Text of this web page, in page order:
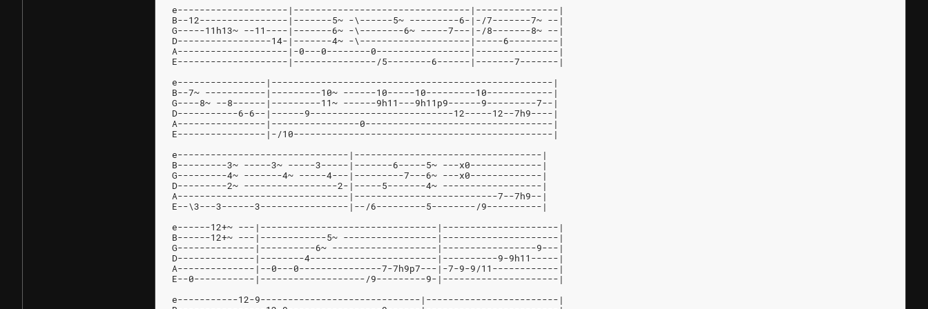
e--------------------|--------------------------------|---------------|
B--12----------------|-------5~ -\------5~ ---------6-|-/7-------7~ --|
G-----11h13~ --11----|-------6~ -\--------6~ -----7---|-/8-------8~ --|
D-----------------14-|-------4~ -\--------------------|-----6---------|
A--------------------|-0---0--------0-----------------|---------------|
E--------------------|---------------/5--------6------|-------7-------|
e----------------|---------------------------------------------------|
B--7~ -----------|---------10~ ------10-----10---------10------------|
G----8~ --8------|---------11~ ------9h11---9h11p9------9---------7--|
D-----------6-6--|------9--------------------------12-----12--7h9----|
A----------------|----------------0----------------------------------|
E----------------|-/10-----------------------------------------------|
e-------------------------------|----------------------------------|
B---------3~ -----3~ -----3-----|-------6-----5~ ---x0-------------|
G---------4~ -------4~ -----4---|---------7---6~ ---x0-------------|
D---------2~ -----------------2-|-----5-------4~ ------------------|
A-------------------------------|--------------------------7--7h9--|
E--\3---3------3----------------|--/6---------5--------/9----------|
e------12+~ ---|--------------------------------|---------------------|
B------12+~ ---|------------5~ -----------------|---------------------|
G--------------|----------6~ -------------------|-----------------9---|
D--------------|--------4-----------------------|----------9-9h11-----|
A--------------|--0---0---------------7-7h9p7---|-7-9-9/11------------|
E--0-----------|-------------------/9---------9-|---------------------|
e-----------12-9-----------------------------|------------------------|